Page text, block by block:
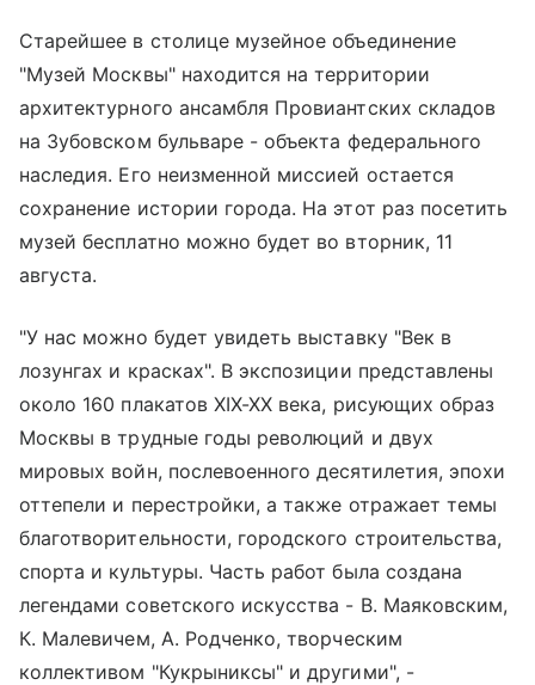
Старейшее в столице музейное объединение
"Музей Москвы" находится на территории
архитектурного ансамбля Провиантских складов
на Зубовском бульваре - объекта федерального
наследия. Его неизменной миссией остается
сохранение истории города. На этот раз посетить
музей бесплатно можно будет во вторник, 11
августа.
"У нас можно будет увидеть выставку "Век в
лозунгах и красках". В экспозиции представлены
около 160 плакатов XIX-XX века, рисующих образ
Москвы в трудные годы революций и двух
мировых войн, послевоенного десятилетия, эпохи
оттепели и перестройки, а также отражает темы
благотворительности, городского строительства,
спорта и культуры. Часть работ была создана
легендами советского искусства - В. Маяковским,
К. Малевичем, А. Родченко, творческим
коллективом "Кукрыниксы" и другими", -